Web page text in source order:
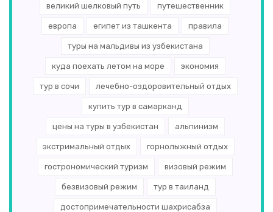
великий шелковый путь путешественник
европа египет из ташкента правила
туры на мальдивы из узбекистана
куда поехать летом на море экономия
тур в сочи лечебно-оздоровительный отдых
купить тур в самарканд
цены на туры в узбекистан альпинизм
экстримальный отдых горнолыжный отдых
гострономический туризм визовый режим
безвизовый режим тур в таиланд
достопримечательности шахрисабза